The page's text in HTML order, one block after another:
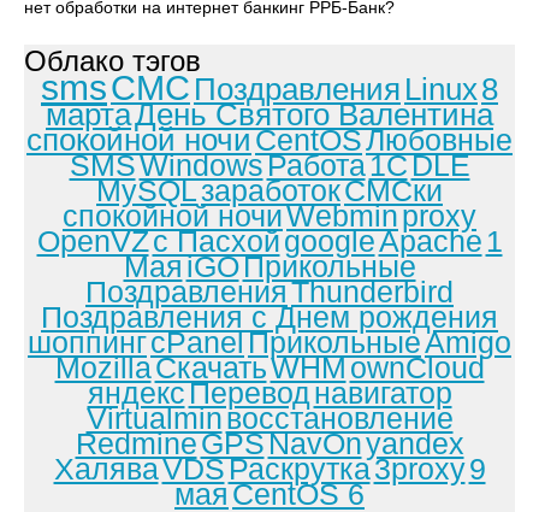
нет обработки на интернет банкинг РРБ-Банк?
Облако тэгов
smsСМС Поздравления Linux8
мартаДень Святого Валентина
спокойной ночиCentOSЛюбовные
SMSWindowsРабота1СDLE
MySQLзаработокСМСки
спокойной ночиWebminproxy
OpenVZс ПасхойgoogleApache 1
МаяiGOПрикольные
ПоздравленияThunderbird
Поздравления с Днем рождения
шоппингcPanelПрикольныеAmigo
MozillaСкачатьWHMownCloud
яндексПереводнавигатор
Virtualminвосстановление
RedmineGPSNavOnyandex
ХаляваVDSРаскрутка3proxy9
маяCentOS 6